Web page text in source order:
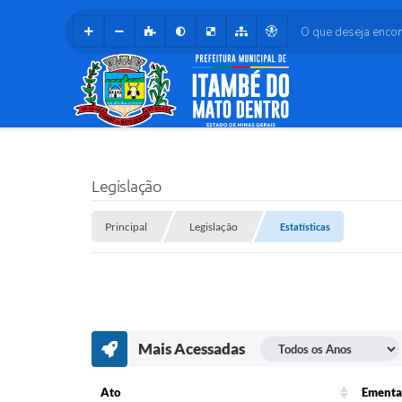
O que deseja
Legislação
Principal Legislação Estatísticas
Mais Acessadas
Ato Ementa